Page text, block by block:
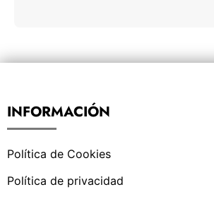
INFORMACIÓN
Política de Cookies
Política de privacidad